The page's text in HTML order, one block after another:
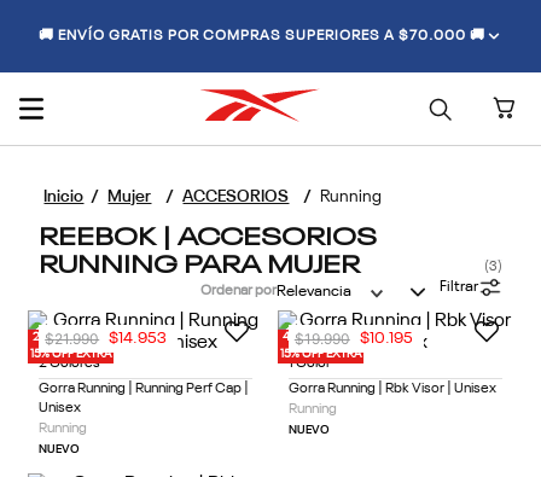
🚚 ENVÍO GRATIS POR COMPRAS SUPERIORES A $70.000 🚚
Mujer ACCESORIOS Running
REEBOK | ACCESORIOS
RUNNING PARA MUJER 3
Ordenar porRelevancia Filtrar
20% OFF
15% OFF EXTRA
2 Colores
Gorra Running | Running Perf Cap |
Unisex
Running
NUEVO
$21.990 $14.953
40% OFF
15% OFF EXTRA
1 Color
Gorra Running | Rbk Visor | Unisex
Running
NUEVO
$19.990 $10.195